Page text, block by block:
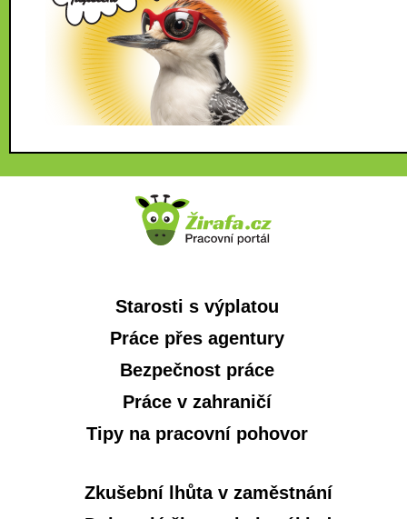
Starosti s výplatou
Práce přes agentury
Bezpečnost práce
Práce v zahraničí
Tipy na pracovní pohovor
Zkušební lhůta v zaměstnání